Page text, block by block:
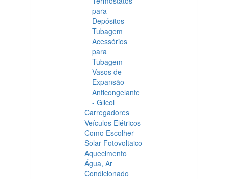
para
Depósitos
Tubagem
Acessórios
para
Tubagem
Vasos de
Expansão
Anticongelante
- Glicol
Carregadores
Veículos Elétricos
Como Escolher
Solar Fotovoltaico
Aquecimento
Água, Ar
Condicionado